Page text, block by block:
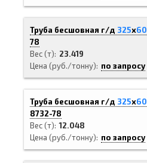
Труба бесшовная г/д 325х60
78
Вес (т)
23.419
Цена (руб./тонну)
по запросу
Труба бесшовная г/д 325х60
8732-78
Вес (т) 12.048
Цена (руб./тонну)
по запросу